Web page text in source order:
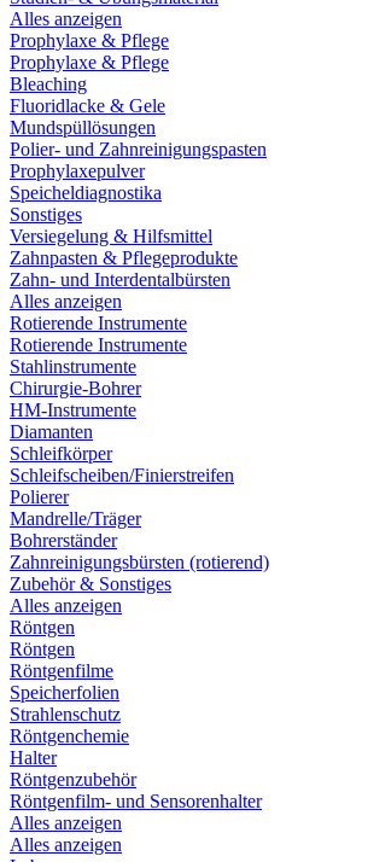
Alles anzeigen
Prophylaxe & Pflege
Prophylaxe & Pflege
Bleaching
Fluoridlacke & Gele
Mundspüllösungen
Polier- und Zahnreinigungspasten
Prophylaxepulver
Speicheldiagnostika
Sonstiges
Versiegelung & Hilfsmittel
Zahnpasten & Pflegeprodukte
Zahn- und Interdentalbürsten
Alles anzeigen
Rotierende Instrumente
Rotierende Instrumente
Stahlinstrumente
Chirurgie-Bohrer
HM-Instrumente
Diamanten
Schleifkörper
Schleifscheiben/Finierstreifen
Polierer
Mandrelle/Träger
Bohrerständer
Zahnreinigungsbürsten (rotierend)
Zubehör & Sonstiges
Alles anzeigen
Röntgen
Röntgen
Röntgenfilme
Speicherfolien
Strahlenschutz
Röntgenchemie
Halter
Röntgenzubehör
Röntgenfilm- und Sensorenhalter
Alles anzeigen
Alles anzeigen